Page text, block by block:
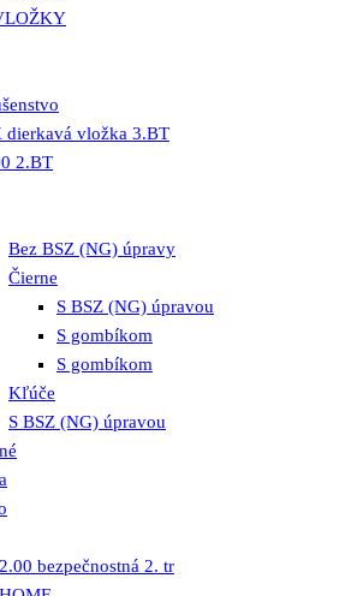
dierkavá vložka 3.BT
2.BT
Bez BSZ (NG) úpravy
Čierne
S BSZ (NG) úpravou
S gombíkom
S gombíkom
Kľúče
S BSZ (NG) úpravou
bezpečnostná 2. tr